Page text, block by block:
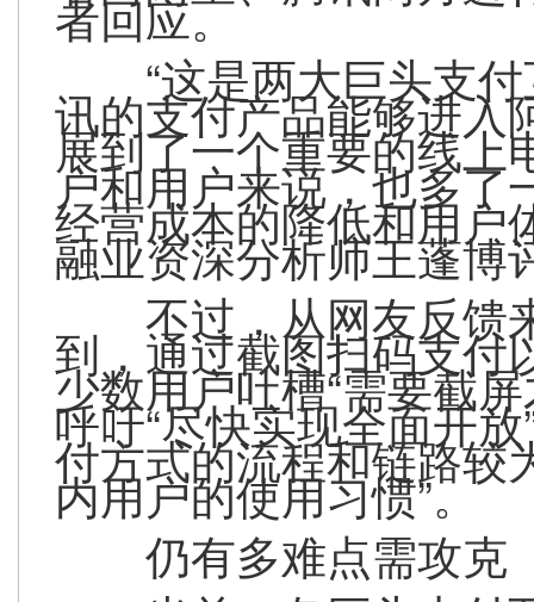
者回应。
“这是两大巨头支
讯的支付产品能够进入
展到了一个重要的线上
户和用户来说，也多了
经营成本的降低和用户
融业资深分析师王蓬博
不过，从网友反馈
到，通过截图扫码支付
少数用户吐槽“需要截
呼吁“尽快实现全面开
付方式的流程和链路较
内用户的使用习惯”。
仍有多难点需攻克